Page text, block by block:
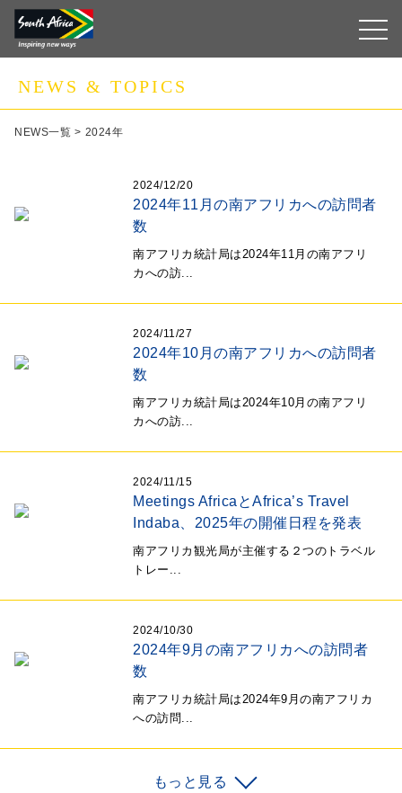
NEWS & TOPICS
NEWS一覧 > 2024年
2024/12/20
2024年11月の南アフリカへの訪問者
数
南アフリカ統計局は2024年11月の南アフリ
カへの訪...
2024/11/27
2024年10月の南アフリカへの訪問者
数
南アフリカ統計局は2024年10月の南アフリ
カへの訪...
2024/11/15
Meetings AfricaとAfrica’s Travel
Indaba、2025年の開催日程を発表
南アフリカ観光局が主催する２つのトラベル
トレー...
2024/10/30
2024年9月の南アフリカへの訪問者
数
南アフリカ統計局は2024年9月の南アフリカ
への訪問...
もっと見る